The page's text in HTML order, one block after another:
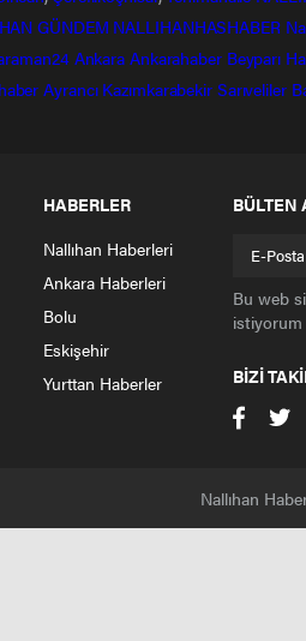
GÜNDEM NALLIHANHASHABER
Ankara Ankarahaber Beyparı
Ayrancı Kazımkarabekir Sarıveliler
HABERLER
Nallıhan Haberleri
Ankara Haberleri
Bolu
Eskişehir
Yurttan Haberler
BÜLTEN
Bu web
istiyorum
BİZİ
Nallıhan